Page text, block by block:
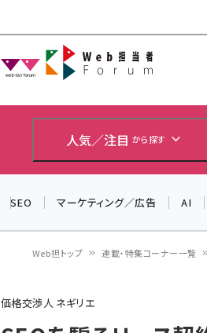
Web担
人気／注目 から探す
SEO マーケティング／広告 AI
ン
Web担トップ 連載・特集コーナー一覧
価格交渉人 ネギリエ